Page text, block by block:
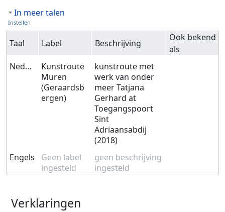
In meer talen
Instellen
Taal Label Beschrijving
Ook bekend
als
Nederlands
Kunstroute
Muren
(Geraardsb
ergen)
kunstroute met
werk van onder
meer Tatjana
Gerhard at
Toegangspoort
Sint
Adriaansabdij
(2018)
Engels
Geen label
ingesteld
geen beschrijving
ingesteld
Verklaringen